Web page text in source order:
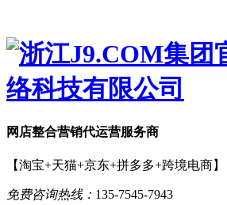
网店整合营销代运营服务商
【淘宝+天猫+京东+拼多多+跨境电商】
免费咨询热线： 135-7545-7943